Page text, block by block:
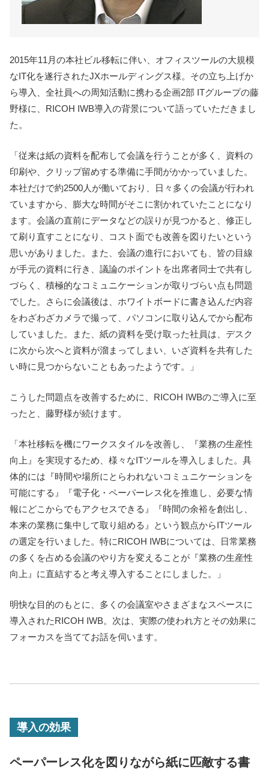
2015年11月の本社ビル移転に伴い、オフィスツールの大規模
なIT化を遂行されたJXホールディングス様。その立ち上げか
ら導入、全社員への周知活動に携わる企画2部 ITグループの藤
野様に、RICOH IWB導入の背景について語っていただきまし
た。
「従来は紙の資料を配布して会議を行うことが多く、資料の
印刷や、クリップ留めする準備に手間がかかっていました。
本社だけで約2500人が働いており、日々多くの会議が行われ
ていますから、膨大な時間がそこに割かれていたことになり
ます。会議の直前にデータなどの誤りが見つかると、修正し
て刷り直すことになり、コスト面でも改善を図りたいという
思いがありました。また、会議の進行においても、皆の目線
が手元の資料に行き、議論のポイントを出席者同士で共有し
づらく、積極的なコミュニケーションが取りづらい点も問題
でした。さらに会議後は、ホワイトボードに書き込んだ内容
をわざわざカメラで撮って、パソコンに取り込んでから配布
していました。また、紙の資料を受け取った社員は、デスク
に次から次へと資料が溜まってしまい、いざ資料を共有した
い時に見つからないこともあったようです。」
こうした問題点を改善するために、RICOH IWBのご導入に至
ったと、藤野様が続けます。
「本社移転を機にワークスタイルを改善し、『業務の生産性
向上』を実現するため、様々なITツールを導入しました。具
体的には『時間や場所にとらわれないコミュニケーションを
可能にする』『電子化・ペーパーレス化を推進し、必要な情
報にどこからでもアクセスできる』『時間の余裕を創出し、
本来の業務に集中して取り組める』という観点からITツール
の選定を行いました。特にRICOH IWBについては、日常業務
の多くを占める会議のやり方を変えることが『業務の生産性
向上』に直結すると考え導入することにしました。」
明快な目的のもとに、多くの会議室やさまざまなスペースに
導入されたRICOH IWB。次は、実際の使われ方とその効果に
フォーカスを当ててお話を伺います。
導入の効果
ペーパーレス化を図りながら紙に匹敵する書